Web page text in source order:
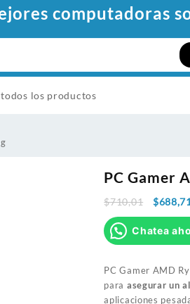
computadoras
los productos
PC Gamer
$710,01 $
Chatea
PC Gamer AMD
para asegurar un
aplicaciones